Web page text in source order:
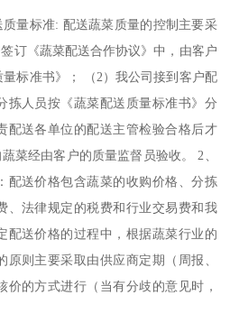
量标准: 配送蔬菜质量的控制主要采
订《蔬菜配送合作协议》中，由客户
标准书》； （2）我公司接到客户配
拣人员按《蔬菜配送质量标准书》分
配送各单位的配送主管检验合格后才
菜经由客户的质量监督员验收。 2、
配送价格包含蔬菜的收购价格、分拣
、法律规定的税费和行业交易费和我
配送价格的过程中，根据蔬菜行业的
则主要采取由供应商定期（周报、
的方式进行（当有分歧的意见时，